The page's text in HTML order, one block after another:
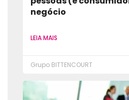
negócio
LEIA MAIS
Grupo BITTENCOURT